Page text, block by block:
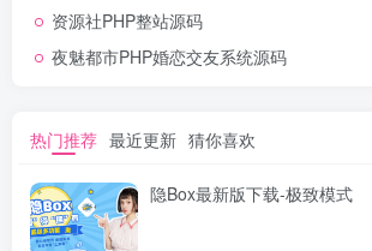
资源社PHP整站源码
夜魅都市PHP婚恋交友系统源码
热门推荐 最近更新 猜你喜欢
隐Box最新版下载-极致模式